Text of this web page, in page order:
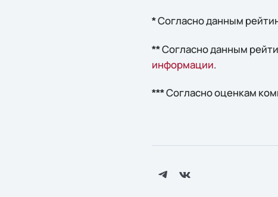
*Согласно данным
**Согласно данным
информации.
***Согласно оценкам